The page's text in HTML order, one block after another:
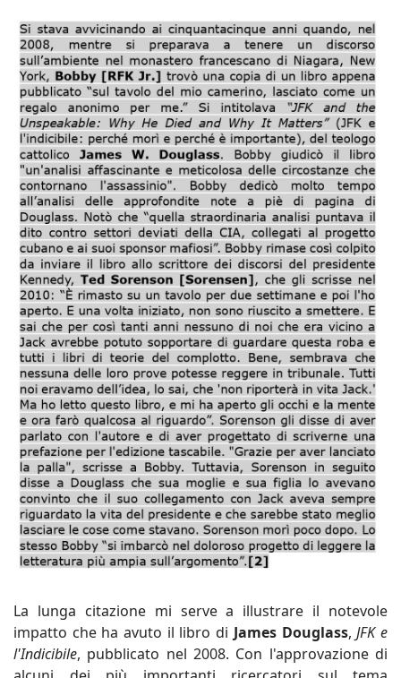
La lunga citazione mi serve a illustrare il notevole
impatto che ha avuto il libro di James Douglass,JFK e
l'Indicibile, pubblicato nel 2008. Con l'approvazione di